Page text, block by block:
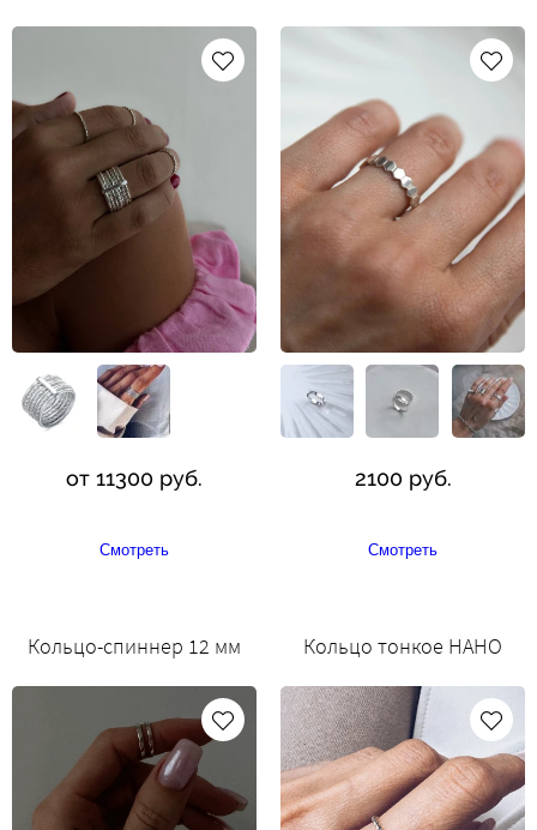
от 11300 руб.
Смотреть
2100 руб.
Смотреть
Кольцо-спиннер 12 мм Кольцо тонкое НАНО